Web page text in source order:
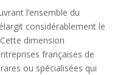
l’ensemble du
considérablement le
dimension
françaises de
ou spécialisées qui